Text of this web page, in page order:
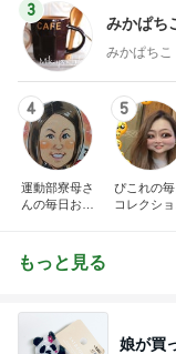
3
みかぱち
みかぱちこ
4
運動部寮母さ
んの毎日お弁
5
ぴこれの毎
コレクショ
もっと見る
娘が買